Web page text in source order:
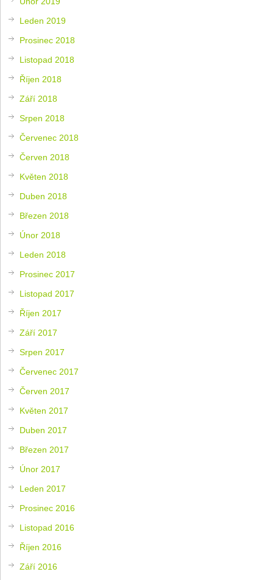
Leden 2019
Prosinec 2018
Listopad 2018
Říjen 2018
Září 2018
Srpen 2018
Červenec 2018
Červen 2018
Květen 2018
Duben 2018
Březen 2018
Únor 2018
Leden 2018
Prosinec 2017
Listopad 2017
Říjen 2017
Září 2017
Srpen 2017
Červenec 2017
Červen 2017
Květen 2017
Duben 2017
Březen 2017
Únor 2017
Leden 2017
Prosinec 2016
Listopad 2016
Říjen 2016
Září 2016